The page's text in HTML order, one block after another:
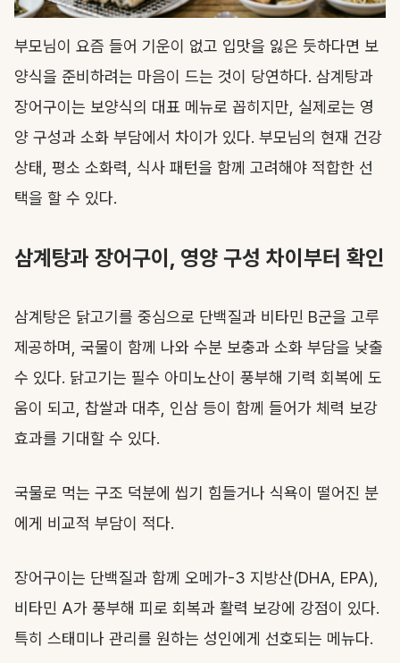
부모님이 요즘 들어 기운이 없고 입맛을 잃은 듯하다면 보
양식을 준비하려는 마음이 드는 것이 당연하다. 삼계탕과
장어구이는 보양식의 대표 메뉴로 꼽히지만, 실제로는 영
양 구성과 소화 부담에서 차이가 있다. 부모님의 현재 건강
상태, 평소 소화력, 식사 패턴을 함께 고려해야 적합한 선
택을 할 수 있다.
삼계탕과 장어구이, 영양 구성 차이부터 확인
삼계탕은 닭고기를 중심으로 단백질과 비타민 B군을 고루
제공하며, 국물이 함께 나와 수분 보충과 소화 부담을 낮출
수 있다. 닭고기는 필수 아미노산이 풍부해 기력 회복에 도
움이 되고, 찹쌀과 대추, 인삼 등이 함께 들어가 체력 보강
효과를 기대할 수 있다.
국물로 먹는 구조 덕분에 씹기 힘들거나 식욕이 떨어진 분
에게 비교적 부담이 적다.
장어구이는 단백질과 함께 오메가-3 지방산(DHA, EPA),
비타민 A가 풍부해 피로 회복과 활력 보강에 강점이 있다.
특히 스태미나 관리를 원하는 성인에게 선호되는 메뉴다.